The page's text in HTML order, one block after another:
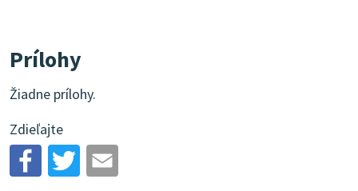
Prílohy
Žiadne prílohy.
Zdieľajte